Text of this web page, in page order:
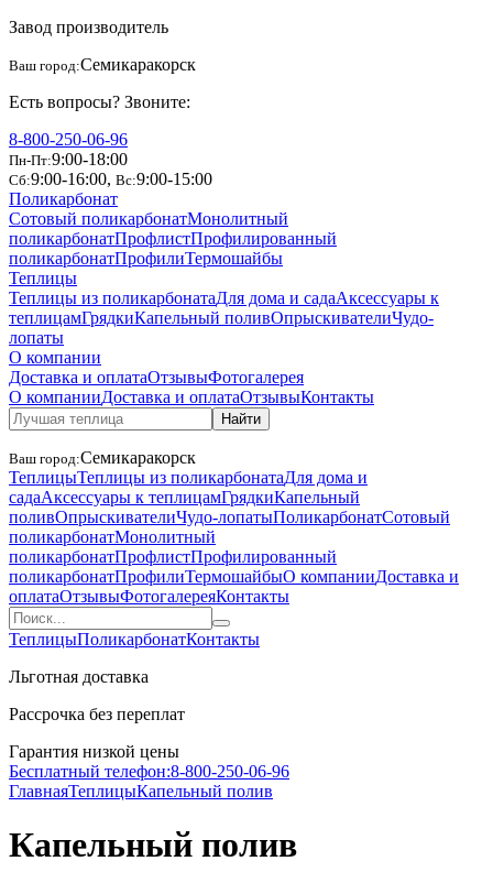
Завод производитель
Ваш город:Семикаракорск
Есть вопросы? Звоните:
8-800-250-06-96
Пн-Пт:9:00-18:00
Сб:9:00-16:00, Вс:9:00-15:00
Поликарбонат
Сотовый поликарбонатМонолитный
поликарбонатПрофлистПрофилированный
поликарбонатПрофилиТермошайбы
Теплицы
Теплицы из поликарбонатаДля дома и садаАксессуары к
теплицамГрядкиКапельный поливОпрыскивателиЧудо-
лопаты
О компании
Доставка и оплатаОтзывыФотогалерея
О компанииДоставка и оплатаОтзывыКонтакты
Найти
Ваш город:Семикаракорск
ТеплицыТеплицы из поликарбонатаДля дома и
садаАксессуары к теплицамГрядкиКапельный
поливОпрыскивателиЧудо-лопатыПоликарбонатСотовый
поликарбонатМонолитный
поликарбонатПрофлистПрофилированный
поликарбонатПрофилиТермошайбыО компанииДоставка и
оплатаОтзывыФотогалереяКонтакты
ТеплицыПоликарбонатКонтакты
Льготная доставка
Рассрочка без переплат
Гарантия низкой цены
Бесплатный телефон:8-800-250-06-96
ГлавнаяТеплицыКапельный полив
Капельный полив